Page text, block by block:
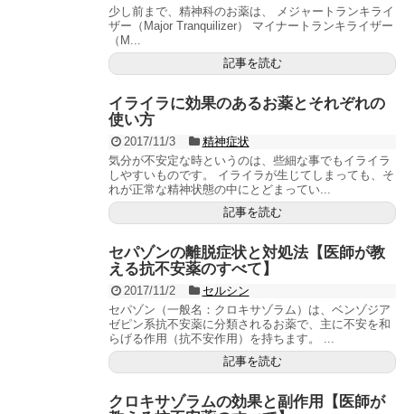
少し前まで、精神科のお薬は、 メジャートランキライ
ザー（Major Tranquilizer） マイナートランキライザー
（M...
記事を読む
イライラに効果のあるお薬とそれぞれの
使い方
2017/11/3
精神症状
気分が不安定な時というのは、些細な事でもイライラ
しやすいものです。 イライラが生じてしまっても、そ
れが正常な精神状態の中にとどまってい...
記事を読む
セパゾンの離脱症状と対処法【医師が教
える抗不安薬のすべて】
2017/11/2
セルシン
セパゾン（一般名：クロキサゾラム）は、ベンゾジア
ゼピン系抗不安薬に分類されるお薬で、主に不安を和
らげる作用（抗不安作用）を持ちます。 ...
記事を読む
クロキサゾラムの効果と副作用【医師が